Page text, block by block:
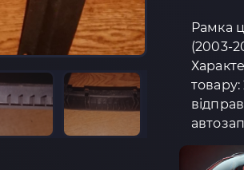
Рамка
(2003-